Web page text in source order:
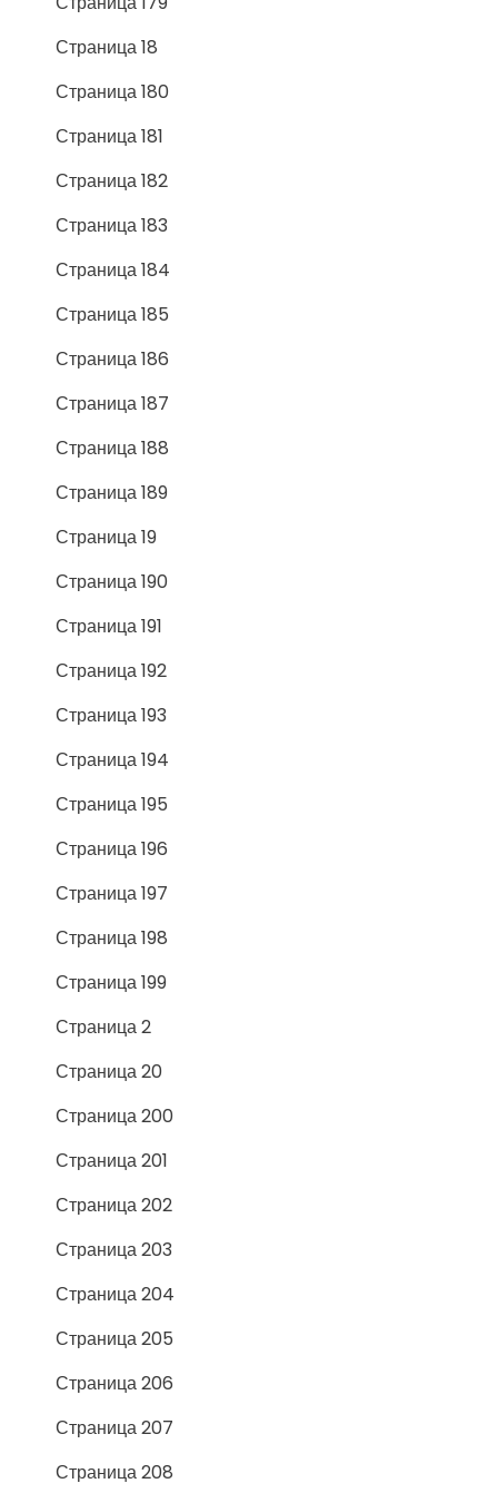
Страница 18
Страница 180
Страница 181
Страница 182
Страница 183
Страница 184
Страница 185
Страница 186
Страница 187
Страница 188
Страница 189
Страница 19
Страница 190
Страница 191
Страница 192
Страница 193
Страница 194
Страница 195
Страница 196
Страница 197
Страница 198
Страница 199
Страница 2
Страница 20
Страница 200
Страница 201
Страница 202
Страница 203
Страница 204
Страница 205
Страница 206
Страница 207
Страница 208